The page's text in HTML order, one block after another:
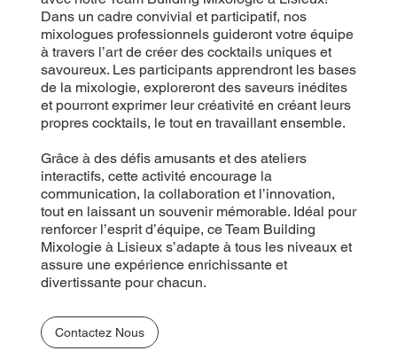
Dans un cadre convivial et participatif, nos
mixologues professionnels guideront votre équipe
à travers l’art de créer des cocktails uniques et
savoureux. Les participants apprendront les bases
de la mixologie, exploreront des saveurs inédites
et pourront exprimer leur créativité en créant leurs
propres cocktails, le tout en travaillant ensemble.
Grâce à des défis amusants et des ateliers
interactifs, cette activité encourage la
communication, la collaboration et l’innovation,
tout en laissant un souvenir mémorable. Idéal pour
renforcer l’esprit d’équipe, ce Team Building
Mixologie à Lisieux s’adapte à tous les niveaux et
assure une expérience enrichissante et
divertissante pour chacun.
Contactez Nous